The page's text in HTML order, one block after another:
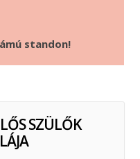
standon!
SZÜLŐK